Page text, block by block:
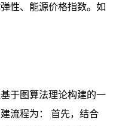
性、能源价格指数。如
于图算法理论构建的一
流程为： 首先，结合